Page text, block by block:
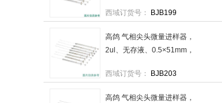
西域订货号：
BJB199
高鸽 气相尖头微量进样器，
2ul、无存液、0.5×51mm，
西域订货号：
BJB203
高鸽 气相尖头微量进样器，